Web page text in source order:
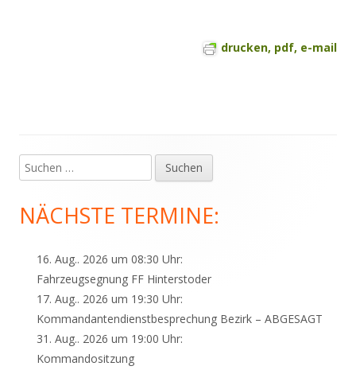
drucken, pdf, e-mail
Haupt-
Seitenleiste
Suchen
nach:
NÄCHSTE TERMINE:
16. Aug.. 2026 um 08:30 Uhr:
Fahrzeugsegnung FF Hinterstoder
17. Aug.. 2026 um 19:30 Uhr:
Kommandantendienstbesprechung Bezirk – ABGESAGT
31. Aug.. 2026 um 19:00 Uhr:
Kommandositzung